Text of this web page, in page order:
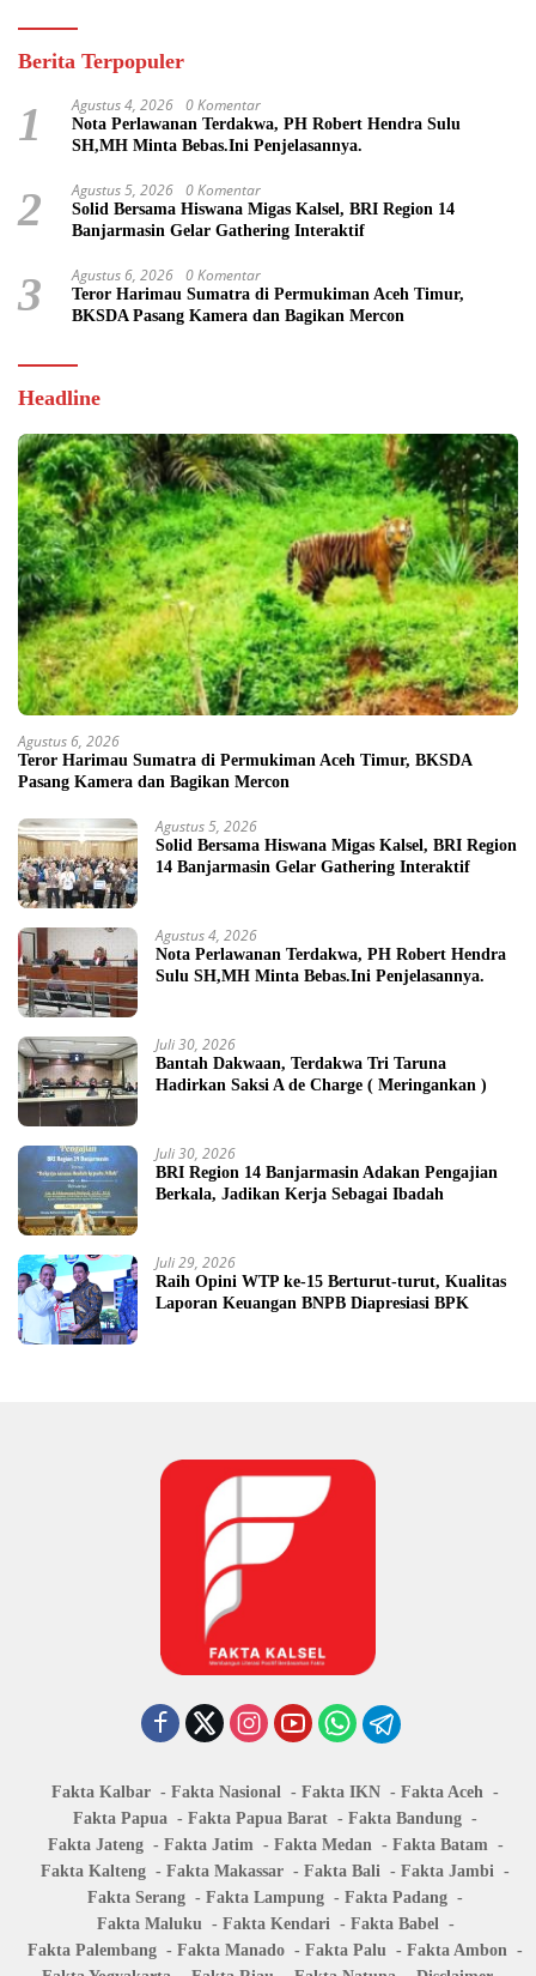
Berita Terpopuler
1 Agustus 4, 2026 0 Komentar
Nota Perlawanan Terdakwa, PH Robert Hendra Sulu
SH,MH Minta Bebas.Ini Penjelasannya.
2 Agustus 5, 2026 0 Komentar
Solid Bersama Hiswana Migas Kalsel, BRI Region 14
Banjarmasin Gelar Gathering Interaktif
3 Agustus 6, 2026 0 Komentar
Teror Harimau Sumatra di Permukiman Aceh Timur,
BKSDA Pasang Kamera dan Bagikan Mercon
Headline
Agustus 6, 2026
Teror Harimau Sumatra di Permukiman Aceh Timur, BKSDA
Pasang Kamera dan Bagikan Mercon
Agustus 5, 2026
Solid Bersama Hiswana Migas Kalsel, BRI Region
14 Banjarmasin Gelar Gathering Interaktif
Agustus 4, 2026
Nota Perlawanan Terdakwa, PH Robert Hendra
Sulu SH,MH Minta Bebas.Ini Penjelasannya.
Juli 30, 2026
Bantah Dakwaan, Terdakwa Tri Taruna
Hadirkan Saksi A de Charge ( Meringankan )
Juli 30, 2026
BRI Region 14 Banjarmasin Adakan Pengajian
Berkala, Jadikan Kerja Sebagai Ibadah
Juli 29, 2026
Raih Opini WTP ke-15 Berturut-turut, Kualitas
Laporan Keuangan BNPB Diapresiasi BPK
Fakta Kalbar Fakta Nasional Fakta IKN
Fakta Aceh
Fakta Papua
Fakta Papua Barat
Fakta Bandung
Fakta Jateng
Fakta Jatim Fakta Medan
Fakta Batam
Fakta Kalteng
Fakta Makassar Fakta Bali
Fakta Jambi
Fakta Serang
Fakta Lampung
Fakta Padang
Fakta Maluku
Fakta Kendari
Fakta Babel
Fakta Palembang
Fakta Manado Fakta Palu
Fakta Ambon